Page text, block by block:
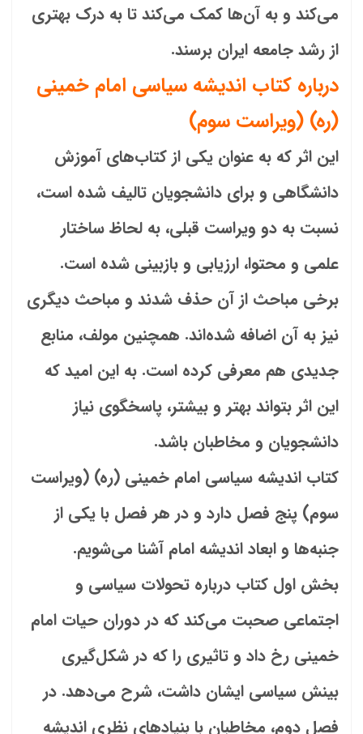
می‌کند و به آن‌ها کمک می‌کند تا به درک بهتری
از رشد جامعه ایران برسند.
درباره کتاب اندیشه سیاسی امام خمینی
(ره) (ویراست سوم)
این اثر که به عنوان یکی از کتاب‌های آموزش
دانشگاهی و برای دانشجویان تالیف شده است،
نسبت به دو ویراست قبلی، به لحاظ ساختار
علمی و محتوا، ارزیابی و بازبینی شده است.
برخی مباحث از آن حذف شدند و مباحث دیگری
نیز به آن اضافه شده‌اند. همچنین مولف، منابع
جدیدی هم معرفی کرده است. به این امید که
این اثر بتواند بهتر و بیشتر، پاسخگوی نیاز
دانشجویان و مخاطبان باشد.
کتاب اندیشه سیاسی امام خمینی (ره) (ویراست
سوم) پنج فصل دارد و در هر فصل با یکی از
جنبه‌ها و ابعاد اندیشه امام آشنا می‌شویم.
بخش اول کتاب درباره تحولات سیاسی و
اجتماعی صحبت می‌کند که در دوران حیات امام
خمینی رخ داد و تاثیری را که در شکل‌گیری
بینش سیاسی ایشان داشت، شرح می‌دهد. در
فصل دوم، مخاطبان با بنیادهای نظری اندیشه